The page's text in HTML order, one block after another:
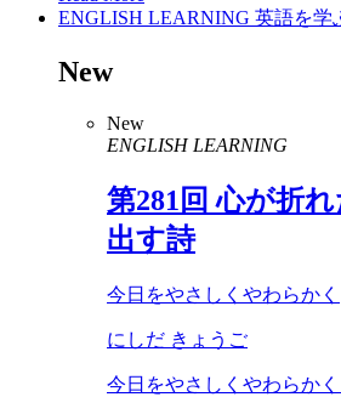
ENGLISH LEARNING 英語を学
New
New
ENGLISH LEARNING
第281 回 心が折
出す詩
今日をやさしくやわらかく
にしだ きょうご
今日をやさしくやわらか